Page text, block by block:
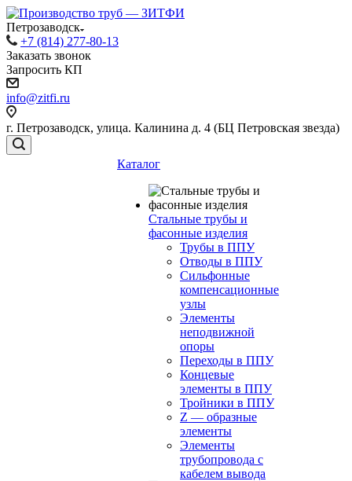
Петрозаводск
+7 (814) 277-80-13
Заказать звонок
Запросить КП
info@zitfi.ru
г. Петрозаводск, улица. Калинина д. 4 (БЦ Петровская звезда)
Каталог
Стальные трубы и
фасонные изделия
Трубы в ППУ
Отводы в ППУ
Сильфонные
компенсационные
узлы
Элементы
неподвижной
опоры
Переходы в ППУ
Концевые
элементы в ППУ
Тройники в ППУ
Z — образные
элементы
Элементы
трубопровода с
кабелем вывода